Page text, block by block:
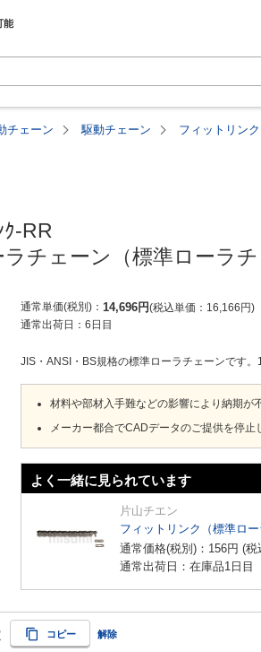
チェーン 駆動チェーン
フィットリン
-RR
チェーン（標準ローラチ
通常単価(税別) 14,696円 税込単価 16,166円
通常出荷日： 6日目
JIS・ANSI・BS規格の標準ローラチェーンです
材料や部材入手難などの影響により納期が
メーカー都合でCADデータのご提供を停止
よく一緒に見られています
片山チエン
フィットリンク（標準ロ
通常価格(税別)： 156円 (税
通常出荷日：在庫品1日目
コピー 解除